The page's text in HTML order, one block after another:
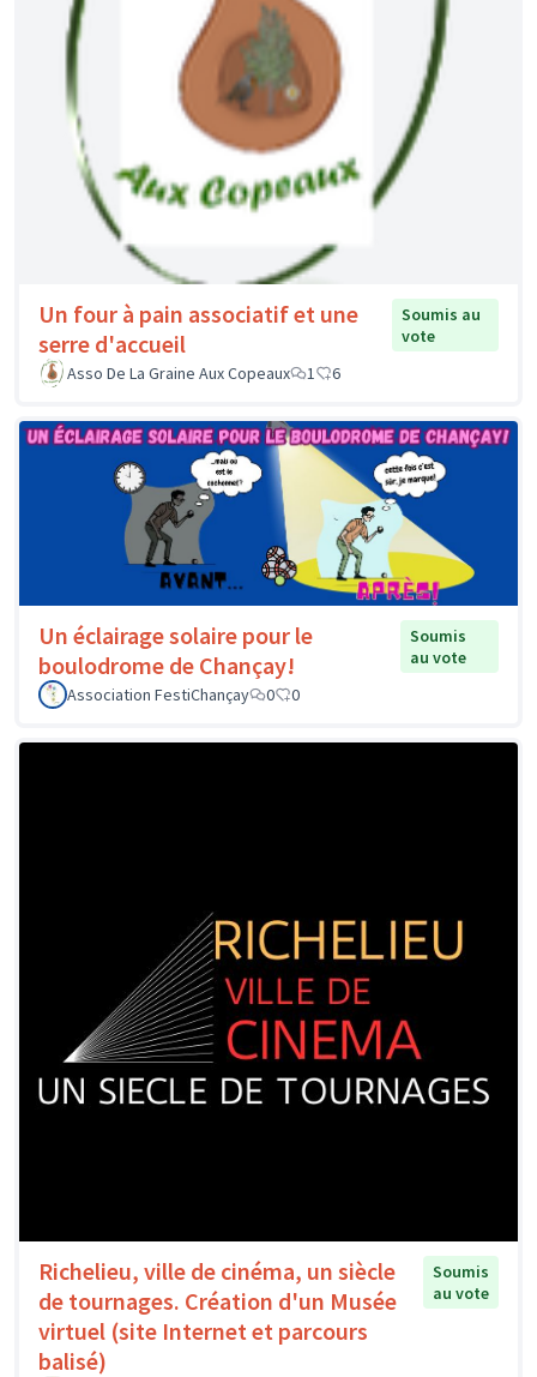
Un four à pain associatif et une
serre d'accueil
Soumis au
vote
Asso De La Graine Aux Copeaux
1 6
Un éclairage solaire pour le
boulodrome de Chançay!
Soumis
au vote
Association FestiChançay
0 0
Richelieu, ville de cinéma, un siècle
de tournages. Création d'un Musée
virtuel (site Internet et parcours
balisé)
Soumis
au vote